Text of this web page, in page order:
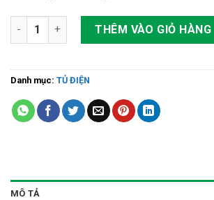
Tủ điện ABS 15 tép chống nước, chống
THÊM VÀO GIỎ HÀNG
Danh mục: TỦ ĐIỆN
MÔ TẢ